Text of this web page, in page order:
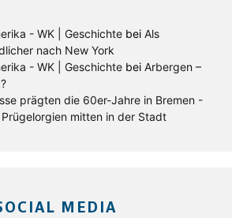
- WK | Geschichte bei Als
nach New York
- WK | Geschichte bei Arbergen –
prägten die 60er-Jahre in Bremen -
Prügelorgien mitten in der Stadt
MEDIA